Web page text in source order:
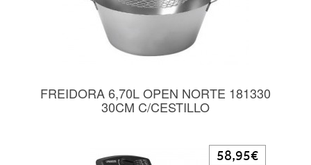
FREIDORA 6,70L OPEN NORTE 181330
30CM C/CESTILLO
58,95€